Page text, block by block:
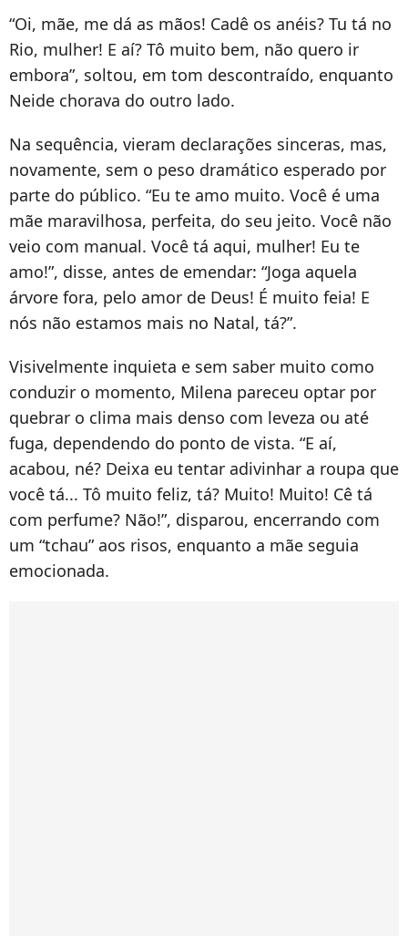
“Oi, mãe, me dá as mãos! Cadê os anéis? Tu tá no
Rio, mulher! E aí? Tô muito bem, não quero ir
embora”, soltou, em tom descontraído, enquanto
Neide chorava do outro lado.
Na sequência, vieram declarações sinceras, mas,
novamente, sem o peso dramático esperado por
parte do público. “Eu te amo muito. Você é uma
mãe maravilhosa, perfeita, do seu jeito. Você não
veio com manual. Você tá aqui, mulher! Eu te
amo!”, disse, antes de emendar: “Joga aquela
árvore fora, pelo amor de Deus! É muito feia! E
nós não estamos mais no Natal, tá?”.
Visivelmente inquieta e sem saber muito como
conduzir o momento, Milena pareceu optar por
quebrar o clima mais denso com leveza ou até
fuga, dependendo do ponto de vista. “E aí,
acabou, né? Deixa eu tentar adivinhar a roupa que
você tá... Tô muito feliz, tá? Muito! Muito! Cê tá
com perfume? Não!”, disparou, encerrando com
um “tchau” aos risos, enquanto a mãe seguia
emocionada.